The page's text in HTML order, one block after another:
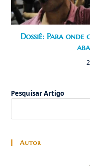
Dossiê: Para onde
Pesquisar Artigo
Autor